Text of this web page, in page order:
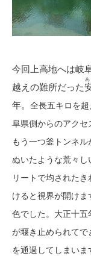
今回上高地へは岐
越えの難所だった
あ
年。 全長五キロを超
阜県側からのアクセ
もう一つ釜トンネ
ぬいたような荒々し
リートで均された
けると視界が開け
色でした。大正十
が堰き止められてで
を通過してしまい